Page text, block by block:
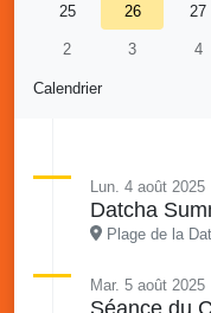
Calendrier
25 26 27
2 3 4
Lun. 4 août 2025
Datcha
Plage de la
Mar. 5 août 2025
Séance du